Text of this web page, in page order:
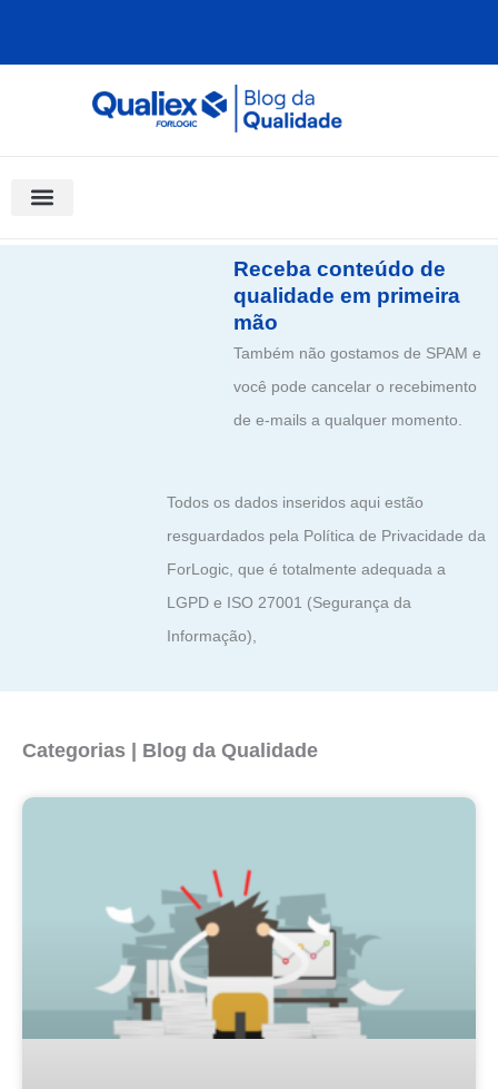
Receba conteúdo de
qualidade em primeira
mão
Também não gostamos de SPAM e
você pode cancelar o recebimento
de e-mails a qualquer momento.
Todos os dados inseridos aqui estão
resguardados pela Política de Privacidade da
ForLogic, que é totalmente adequada a
LGPD e ISO 27001 (Segurança da
Informação),
Categorias | Blog da Qualidade